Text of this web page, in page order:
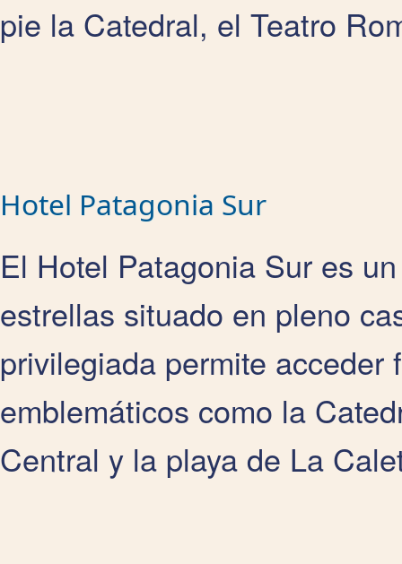
pie la Catedral, el Teatro
Hotel Patagonia Sur
El Hotel Patagonia Sur es
estrellas situado en pleno
privilegiada permite
emblemáticos como la
Central y la playa de La